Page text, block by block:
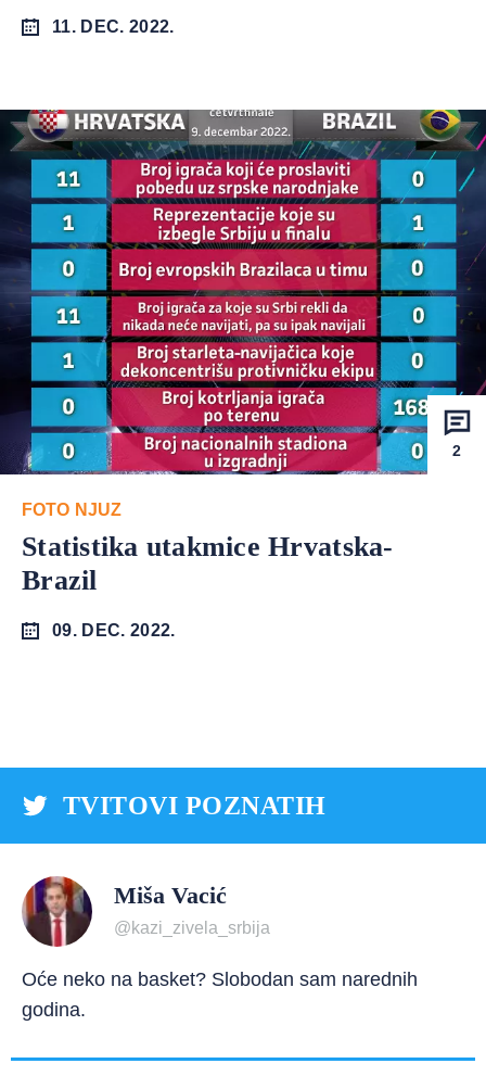
11. DEC. 2022.
2
FOTO NJUZ
Statistika utakmice Hrvatska-
Brazil
09. DEC. 2022.
TVITOVI POZNATIH
Miša Vacić
@kazi_zivela_srbija
Oće neko na basket? Slobodan sam narednih
godina.